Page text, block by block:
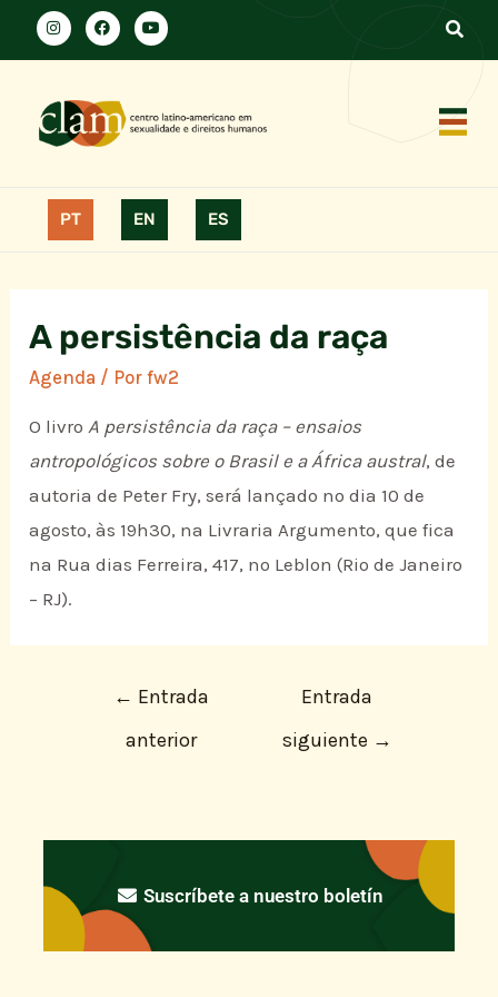
PT EN ES
A persistência da raça
Agenda / Porfw2
O livroA persistência da raça – ensaios
antropológicos sobre o Brasil e a África austral, de
autoria de Peter Fry, será lançado no dia 10 de
agosto, às 19h30, na Livraria Argumento, que fica
na Rua dias Ferreira, 417, no Leblon (Rio de Janeiro
– RJ).
← Entrada
anterior
Entrada
siguiente →
Suscríbete a nuestro boletín